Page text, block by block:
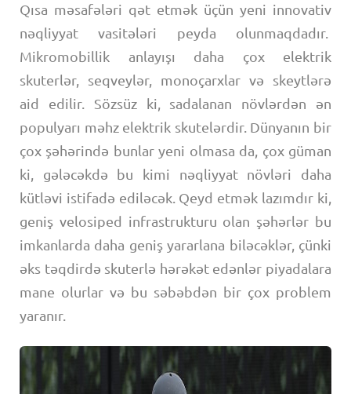
Qısa məsafələri qət etmək üçün yeni innovativ
nəqliyyat vasitələri peyda olunmaqdadır.
Mikromobillik anlayışı daha çox elektrik
skuterlər, seqveylər, monoçarxlar və skeytlərə
aid edilir. Sözsüz ki, sadalanan növlərdən ən
populyarı məhz elektrik skutelərdir. Dünyanın bir
çox şəhərində bunlar yeni olmasa da, çox güman
ki, gələcəkdə bu kimi nəqliyyat növləri daha
kütləvi istifadə ediləcək. Qeyd etmək lazımdır ki,
geniş velosiped infrastrukturu olan şəhərlər bu
imkanlarda daha geniş yararlana biləcəklər, çünki
əks təqdirdə skuterlə hərəkət edənlər piyadalara
mane olurlar və bu səbəbdən bir çox problem
yaranır.